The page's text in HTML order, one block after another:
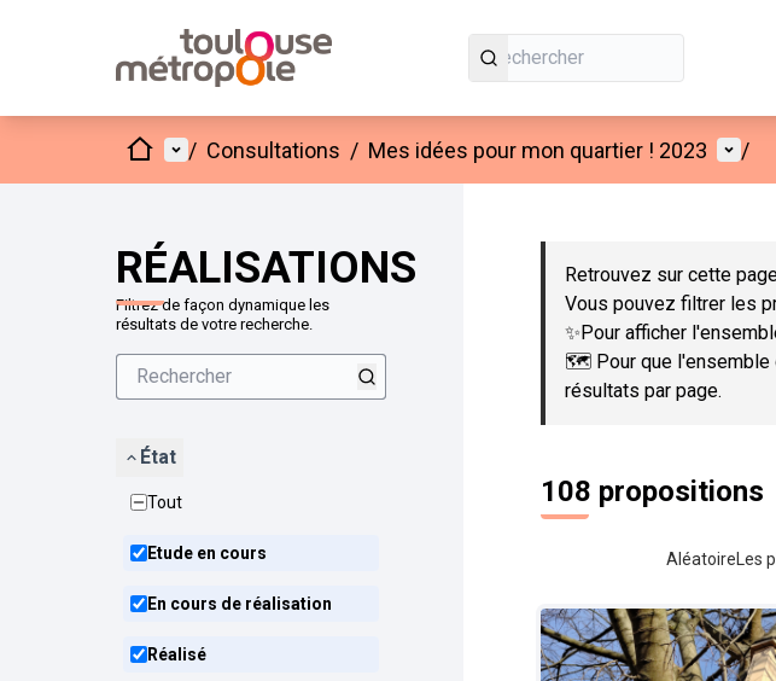
AccueilMenu principal
/ Consultations / Mes idées pour mon quartier ! 2023 Menu
/
RÉALISATIONS
Filtrez de façon dynamique les
résultats de votre recherche.
État
Tout
Etude en cours
En cours de réalisation
Réalisé
Passer la carte
Retrouvez sur cette
Vous pouvez filtrer les
✨Pour afficher
🗺️ Pour que l'ensemble
résultats par page.
108 propositions
Aléatoire Les